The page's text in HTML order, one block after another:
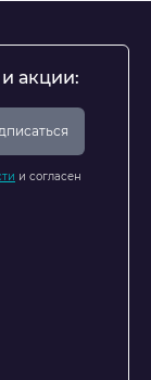
акции:
и согласен